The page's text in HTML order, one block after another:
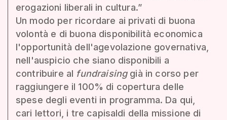
erogazioni liberali in cultura.”
Un modo per ricordare ai privati di buona
volontà e di buona disponibilità economica
l'opportunità dell'agevolazione governativa,
nell'auspicio che siano disponibili a
contribuire al fundraisinggià in corso per
raggiungere il 100% di copertura delle
spese degli eventi in programma. Da qui,
cari lettori, i tre capisaldi della missione di